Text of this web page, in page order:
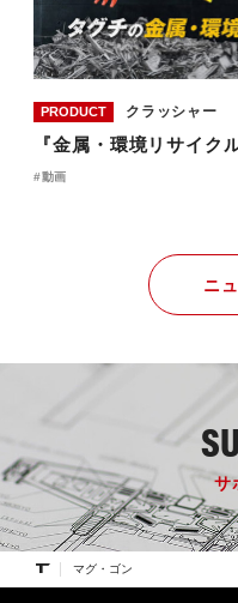
PRODUCT クラッシャー
『金属・環境リサイク
動画
ニ
サ
マグ・ゴン